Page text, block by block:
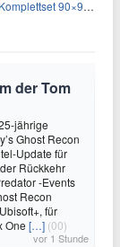
cm für 379,99€
der Tom
jährige
Ghost Recon
Update für
Rückkehr
-Events
Recon
für
One […] (00)
vor 1 Stunde